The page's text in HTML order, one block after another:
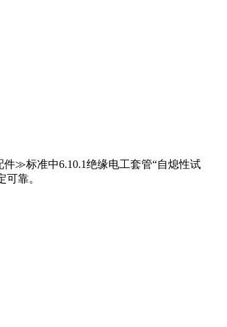
≫标准中6.10.1绝缘电工套管“自熄性试
可靠。